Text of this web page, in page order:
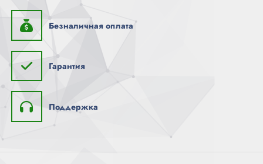
Безналичная оплата
Гарантия
Поддержка